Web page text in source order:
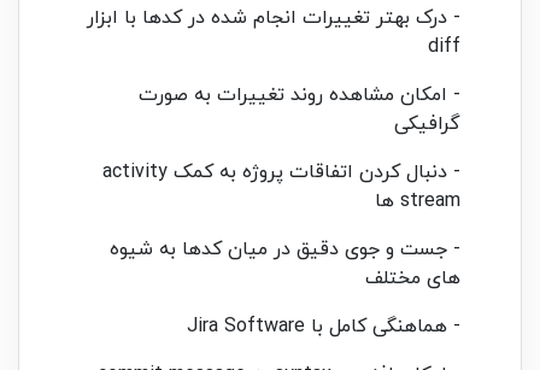
- درک بهتر تغییرات انجام شده در کدها با ابزار
diff
- امکان مشاهده روند تغییرات به صورت
گرافیکی
- دنبال کردن اتفاقات پروژه به کمک activity
stream ها
- جست و جوی دقیق در میان کدها به شیوه
های مختلف
- هماهنگی کامل با Jira Software